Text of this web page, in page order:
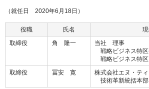
（就任日 2020年6月18日）
役職 氏名
取締役
角 隆一
当社 理事
戦略ビジネス特
戦略ビジネス特
取締役
冨安 寛
株式会社エヌ・テ
技術革新統括本